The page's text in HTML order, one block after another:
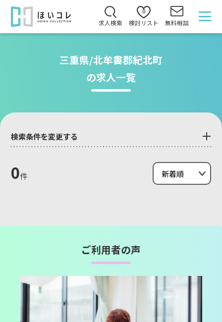
求人検索
0
検討リスト 無料相談
三重県/北牟婁郡紀北町
の求人一覧
検索条件を変更する
0件
ご利用者の声